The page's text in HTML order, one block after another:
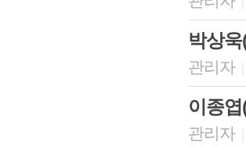
박상
관리자
이종
관리자